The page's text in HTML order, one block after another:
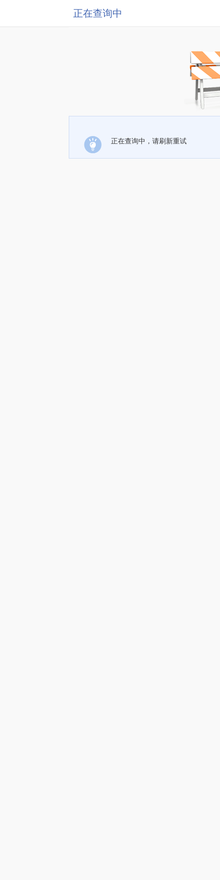
正在查询中
正在查询中，请刷新重试